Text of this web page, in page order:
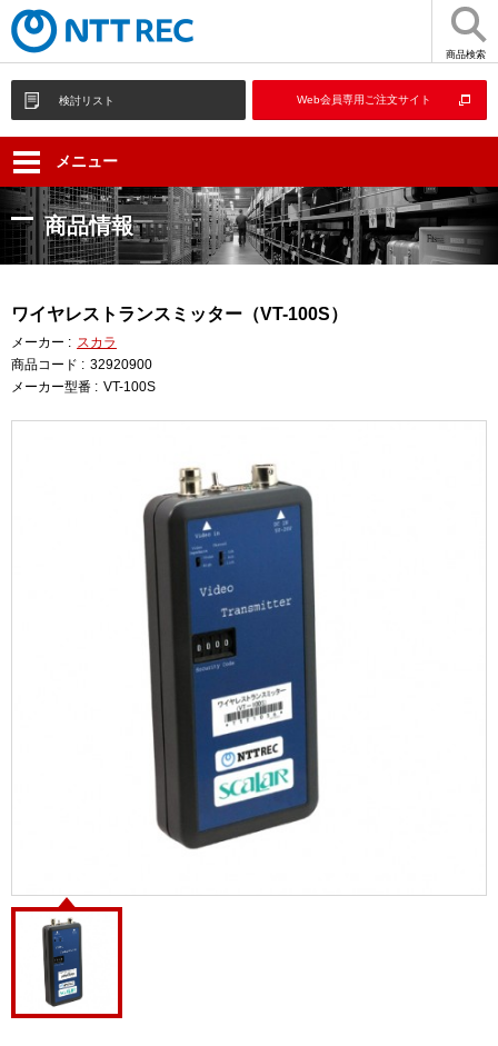
商品検索
検討リスト Web会員専用ご注文サイト
メニュー
商品情報
ワイヤレストランスミッター（VT-100S）
メーカー : スカラ
商品コード : 32920900
メーカー型番 : VT-100S